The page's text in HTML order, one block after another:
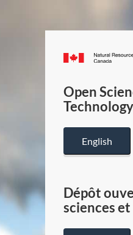
Open
English
Dépôt
sciences